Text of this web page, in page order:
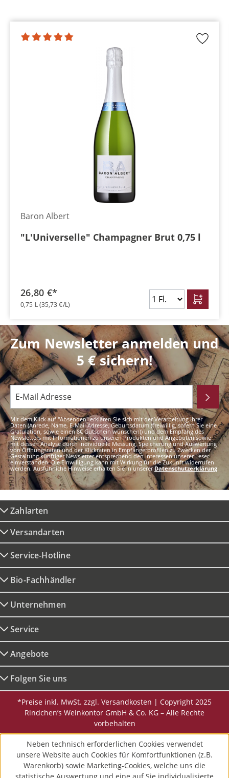
Baron Albert
"L'Universelle" Champagner Brut 0,75 l
26,80 €*
0,75 L(35,73 €/L)
Zum Newsletter anmelden und
5 € sichern!
Mit dem Klick auf "Absenden" erklären Sie sich mit der Verarbeitung Ihrer
Daten (Anrede, Name, E-Mail Adresse, Geburtsdatum (freiwillig, sofern Sie eine
Gratulation, sowie einen 8€ Gutschein wünschen)) und dem Empfang des
Newsletters mit Informationen zu unseren Produkten und Angeboten sowie
mit dessen Analyse durch individuelle Messung, Speicherung und Auswertung
von Öffnungsraten und der Klickraten in Empfängerprofilen zu Zwecken der
Gestaltung künftiger Newsletter entsprechend den Interessen unserer Leser
einverstanden. Die Einwilligung kann mit Wirkung für die Zukunft widerrufen
werden. Ausführliche Hinweise erhalten Sie in unsererDatenschutzerklärung.
Zahlarten
Versandarten
Service-Hotline
Bio-Fachhändler
Unternehmen
Service
Angebote
Folgen Sie uns
*Preise inkl. MwSt. zzgl. Versandkosten | Copyright 2025
Rindchen’s Weinkontor GmbH & Co. KG – Alle Rechte
vorbehalten
Neben technisch erforderlichen Cookies verwendet
unsere Website auch Cookies für Komfortfunktionen (z.B.
Warenkorb) sowie Marketing-Cookies, welche uns die
statistische Auswertung und eine auf Sie individualisierte